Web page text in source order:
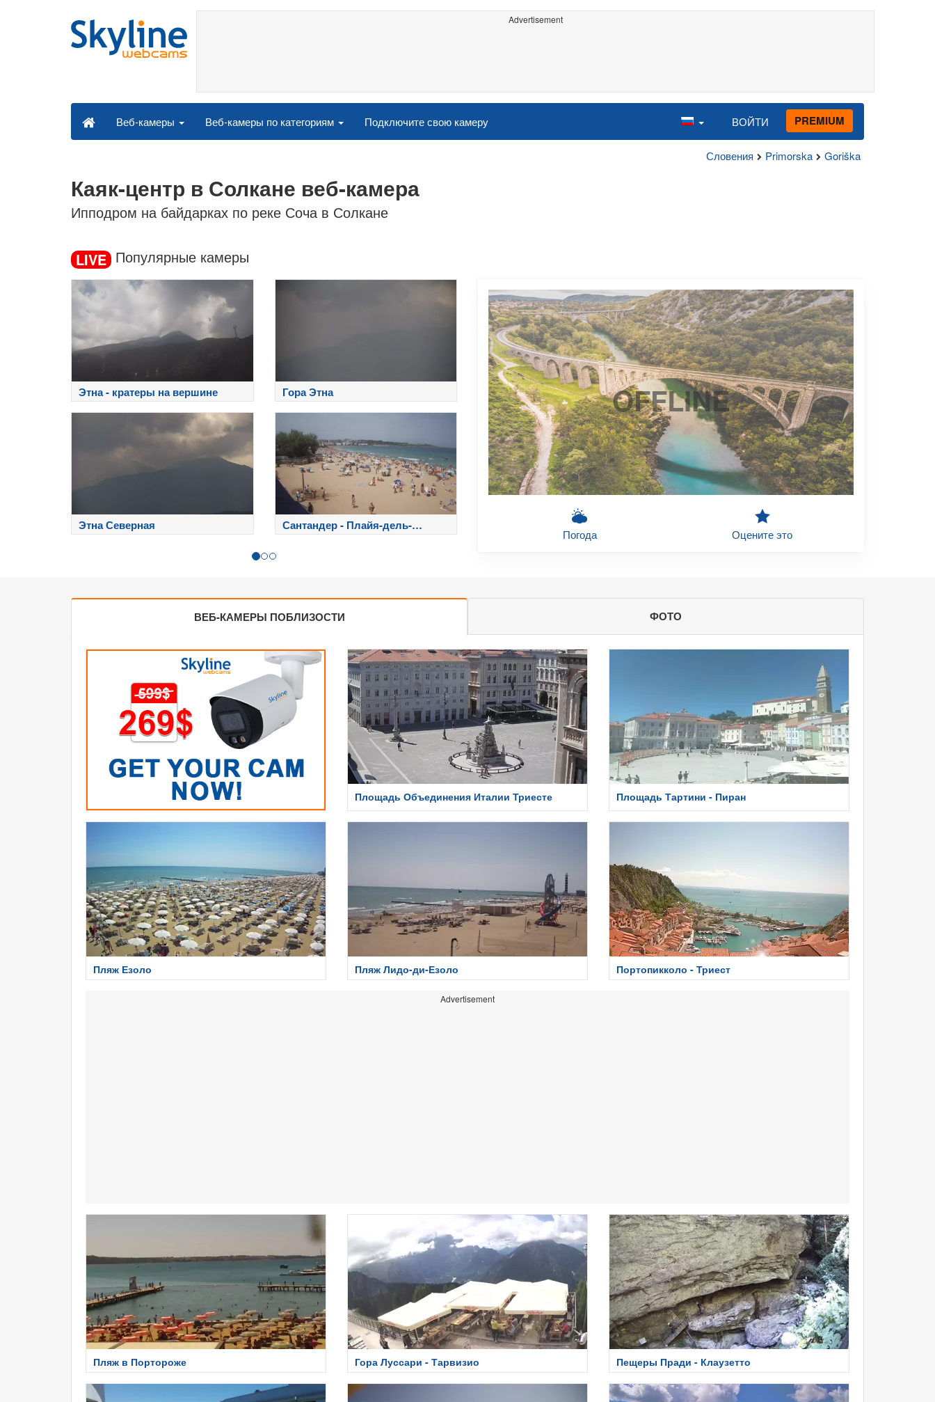
Advertisement
Веб-камеры Веб-камеры по категориям Подключите свою камеру ВОЙТИ PREMIUM
Словения Primorska Goriška
Каяк-центр в Солкане веб-камера
Ипподром на байдарках по реке Соча в Солкане
LIVE Популярные камеры
Этна - кратеры на вершине Гора Этна
Этна Северная
Сантандер - Плайя-дель-
Сардинеро
OFFLINE
Погода Оцените это
ВЕБ-КАМЕРЫ ПОБЛИЗОСТИ ФОТО
Площадь Объединения Италии Триесте Площадь Тартини - Пиран
Пляж Езоло Пляж Лидо-ди-Езоло Портопикколо - Триест
Advertisement
Пляж в Портороже Гора Луссари - Тарвизио Пещеры Пради - Клаузетто